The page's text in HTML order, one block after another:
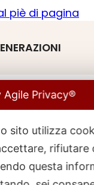
piè di pagina
Agile Privacy®
sito utilizza
rifiutare
questa